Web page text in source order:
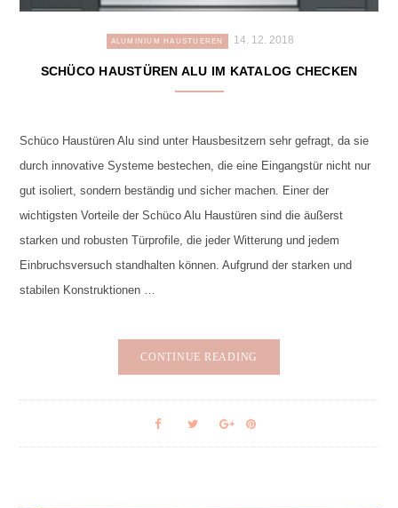
ALUMINIUM HAUSTUEREN 14. 12. 2018
SCHÜCO HAUSTÜREN ALU IM KATALOG CHECKEN
Schüco Haustüren Alu sind unter Hausbesitzern sehr gefragt, da sie
durch innovative Systeme bestechen, die eine Eingangstür nicht nur
gut isoliert, sondern beständig und sicher machen. Einer der
wichtigsten Vorteile der Schüco Alu Haustüren sind die äußerst
starken und robusten Türprofile, die jeder Witterung und jedem
Einbruchsversuch standhalten können. Aufgrund der starken und
stabilen Konstruktionen …
CONTINUE READING